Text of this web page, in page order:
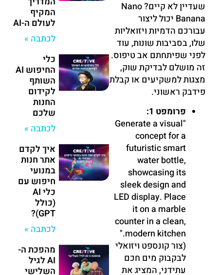
שעדיין לא קיים? Nano
Banana יכול ליצור
עבורכם הדמיות ויזואליות
שלו, בסביבות שונות, עוד
לפני שפיתחתם אב טיפוס.
זה מושלם לבדיקת שוק,
מצגות למשקיעים או קבלת
פידבק ראשוני.
פרומפט 1:
"Generate a visual
concept for a
futuristic smart
water bottle,
showcasing its
sleek design and
LED display. Place
it on a marble
counter in a clean,
modern kitchen."
(צור קונספט ויזואלי
לבקבוק מים חכם
עתידני, המציג את
המקיף
לעולם ה-AI
לכתבה »
כלי
החיפוש AI
השותף
לקידום
החנות
שלכם
לכתבה »
איך לקדם
אתר חנות
במנועי
חיפוש עם
כלי AI
(כולל
GPT)?
לכתבה »
מהפכת ה-
AI לגיל
השלישי